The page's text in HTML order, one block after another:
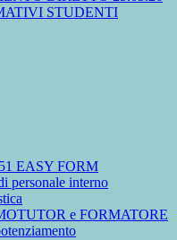
STUDENTI
EASY FORM
personale interno
e FORMATORE